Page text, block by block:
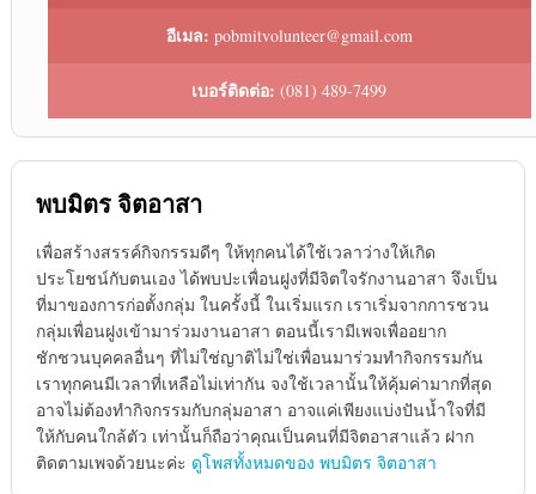
อีเมล: pobmitvolunteer@gmail.com
เบอร์ติดต่อ: (081) 489-7499
พบมิตร จิตอาสา
เพื่อสร้างสรรค์กิจกรรมดีๆ ให้ทุกคนได้ใช้เวลาว่างให้เกิด
ประโยชน์กับตนเอง ได้พบปะเพื่อนฝูงที่มีจิตใจรักงานอาสา จึงเป็น
ที่มาของการก่อตั้งกลุ่ม ในครั้งนี้ ในเริ่มแรก เราเริ่มจากการชวน
กลุ่มเพื่อนฝูงเข้ามาร่วมงานอาสา ตอนนี้เรามีเพจเพื่ออยาก
ชักชวนบุคคลอื่นๆ ที่ไม่ใช่ญาติไม่ใช่เพื่อนมาร่วมทำกิจกรรมกัน
เราทุกคนมีเวลาที่เหลือไม่เท่ากัน จงใช้เวลานั้นให้คุ้มค่ามากที่สุด
อาจไม่ต้องทำกิจกรรมกับกลุ่มอาสา อาจแค่เพียงแบ่งปันน้ำใจที่มี
ให้กับคนใกล้ตัว เท่านั้นก็ถือว่าคุณเป็นคนที่มีจิตอาสาแล้ว ฝาก
ติดตามเพจด้วยนะค่ะ ดูโพสทั้งหมดของ พบมิตร จิตอาสา